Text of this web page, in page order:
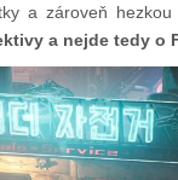
a zároveň hezkou
a nejde tedy o